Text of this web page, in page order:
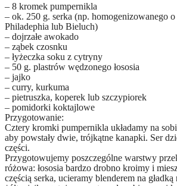
– 8 kromek pumpernikla
– ok. 250 g. serka (np. homogenizowanego
Philadephia lub Bieluch)
– dojrzałe awokado
– ząbek czosnku
– łyżeczka soku z cytryny
– 50 g. plastrów wędzonego łososia
– jajko
– curry, kurkuma
– pietruszka, koperek lub szczypiorek
– pomidorki koktajlowe
Przygotowanie:
Cztery kromki pumpernikla układamy na
aby powstały dwie, trójkątne kanapki. Ser
części.
Przygotowujemy poszczególne warstwy
różowa: łososia bardzo drobno kroimy i
częścią serka, ucieramy blenderem na gładką